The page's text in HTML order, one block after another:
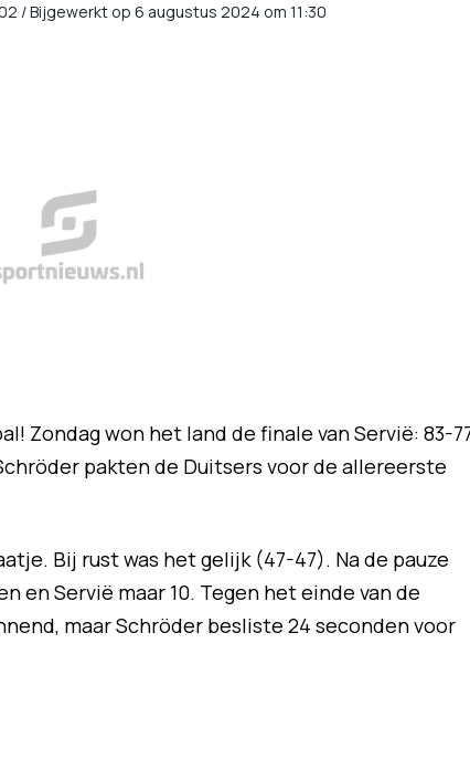
/Bijgewerkt op 6 augustus 2024 om 11:30
Zondag won het land de finale van Servië: 83-
pakten de Duitsers voor de allereerste
Bij rust was het gelijk (47-47). Na de pauze
en Servië maar 10. Tegen het einde van de
maar Schröder besliste 24 seconden voor